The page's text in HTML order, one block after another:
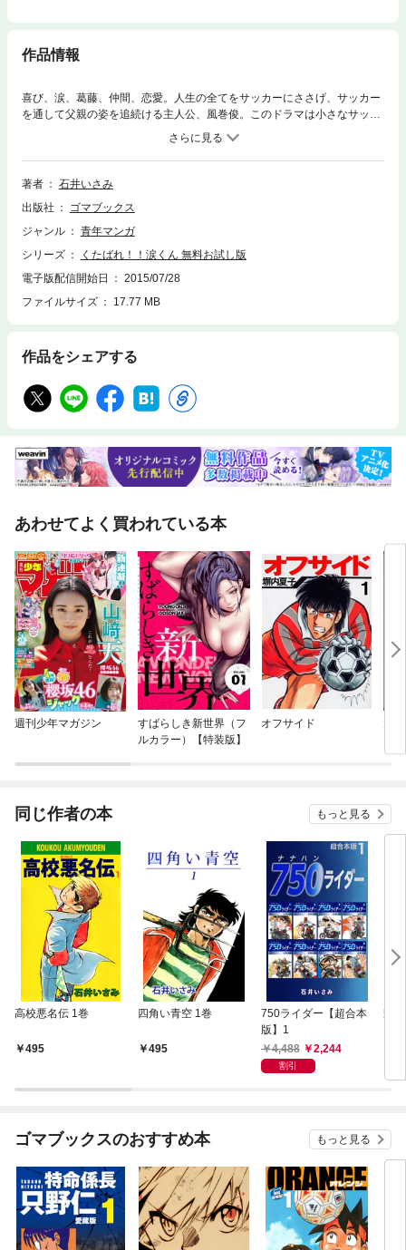
作品情報
喜び、涙、葛藤、仲間、恋愛。人生の全てをサッカーにささげ、サッカー
を通して父親の姿を追続ける主人公、風巻俊。このドラマは小さなサッカ
ーボールに青春をかけた 若い青き狼の物語である。今回は1巻、2巻、3巻
の中から抜粋したエピソードを収録！
著者
石井いさみ
出版社
ゴマブックス
ジャンル
青年マンガ
シリーズ
くたばれ！！涙くん 無料お試し版
電子版配信開始日
2015/07/28
ファイルサイズ
17.77 MB
作品をシェアする
あわせてよく買われている本
週刊少年マガジン
すばらしき新世界（フ
ルカラー）【特装版】
オフサイド
同じ作者の本 もっと見る
高校悪名伝 1巻
495
四角い青空 1巻
495
750ライダー【超合本
版】1
4,488
2,244
割引
野
ゴマブックスのおすすめ本 もっと見る